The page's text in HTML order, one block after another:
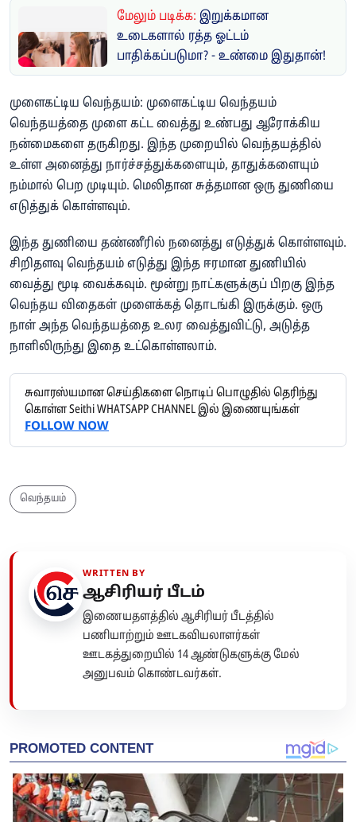
மேலும் படிக்க: இறுக்கமான
உடைகளால் ரத்த ஓட்டம்
பாதிக்கப்படுமா? - உண்மை இதுதான்!
முளைகட்டிய வெந்தயம்: ​முளைகட்டிய வெந்தயம்
வெந்தயத்தை முளை கட்ட வைத்து உண்பது ஆரோக்கிய
நன்மைகளை தருகிறது. இந்த முறையில் வெந்தயத்தில்
உள்ள அனைத்து நார்ச்சத்துக்களையும், தாதுக்களையும்
நம்மால் பெற முடியும். மெலிதான சுத்தமான ஒரு துணியை
எடுத்துக் கொள்ளவும்.
இந்த துணியை தண்ணீரில் நனைத்து எடுத்துக் கொள்ளவும்.
சிறிதளவு வெந்தயம் எடுத்து இந்த ஈரமான துணியில்
வைத்து மூடி வைக்கவும். மூன்று நாட்களுக்குப் பிறகு இந்த
வெந்தய விதைகள் முளைக்கத் தொடங்கி இருக்கும். ஒரு
நாள் அந்த வெந்தயத்தை உலர வைத்துவிட்டு, அடுத்த
நாளிலிருந்து இதை உட்கொள்ளலாம்.
சுவாரஸ்யமான செய்திகளை நொடிப் பொழுதில் தெரிந்து
கொள்ள Seithi WHATSAPP CHANNEL இல் இணையுங்கள்
FOLLOW NOW
வெந்தயம்
WRITTEN BY
ஆசிரியர் பீடம்
இணையதளத்தில் ஆசிரியர் பீடத்தில்
பணியாற்றும் ஊடகவியலாளர்கள்
ஊடகத்துறையில் 14 ஆண்டுகளுக்கு மேல்
அனுபவம் கொண்டவர்கள்.